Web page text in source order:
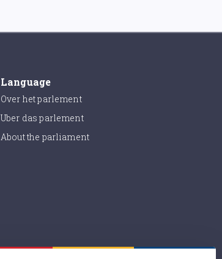
Language
Over het parlement
Uber das parlement
About the parliament